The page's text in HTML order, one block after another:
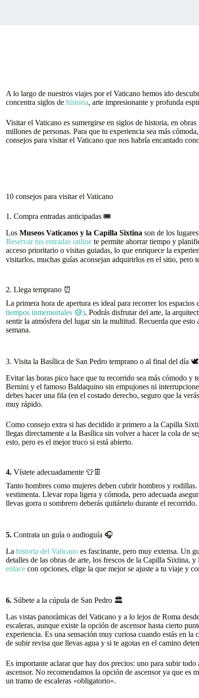
A lo largo de nuestros viajes por el Vaticano hemos ido
concentra siglos de historia, arte impresionante y profunda
Visitar el Vaticano es sumergirse en siglos de historia, en
millones de personas. Para que tu experiencia sea más
consejos para visitar el Vaticano que nos habría encantado
10 consejos para visitar el Vaticano
1. Compra entradas anticipadas 🎟️
Los Museos Vaticanos y la Capilla Sixtina son de los
Reservar tus entradas online te permite ahorrar tiempo y
acceso prioritario o visitas guiadas, lo que enriquece la
visitarlos, muchas guías aconsejan adquirirlos en el sitio, pero
2. Llega temprano ⏰
La primera hora de apertura es ideal para recorrer los espacios
tiempos inmemoriales 😅). Podrás disfrutar del arte, la
sentir la atmósfera del lugar sin la multitud. Recuerda que esto
semana.
3. Visita la Basílica de San Pedro temprano o al final del día 🕊️
Evitar las horas pico hace que tu recorrido sea más cómodo y
Bernini y el famoso Baldaquino sin empujones ni
debes hacer una fila (en el costado derecho, seguro que la
muy rápido.
Como consejo extra si has decidido ir primero a la Capilla
llegas directamente a la Basílica sin volver a hacer la cola de
esto, pero es el mejor truco si está abierto.
4. Vístete adecuadamente 👕👖
Tanto hombres como mujeres deben cubrir hombros y
vestimenta. Llevar ropa ligera y cómoda, pero adecuada
llevas gorra o sombrero deberás quitártelo durante el recorrido.
5. Contrata un guía o audioguía 🎧
La historia del Vaticano es fascinante, pero muy extensa. Un
detalles de las obras de arte, los frescos de la Capilla Sixtina,
enlace con opciones, elige la que mejor se ajuste a tu viaje y
6. Súbete a la cúpula de San Pedro 🏛️
Las vistas panorámicas del Vaticano y a lo lejos de Roma
escaleras, aunque existe la opción de ascensor hasta cierto
experiencia. Es una sensación muy curiosa cuando estás en
de subir revisa que llevas agua y si te agotas en el camino
Es importante aclarar que hay dos precios: uno para subir
ascensor. No recomendamos la opción de ascensor ya que es
un tramo de escaleras «obligatorio».